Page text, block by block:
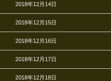
2018年12月14日
2018年12月15日
2018年12月16日
2018年12月17日
2018年12月18日